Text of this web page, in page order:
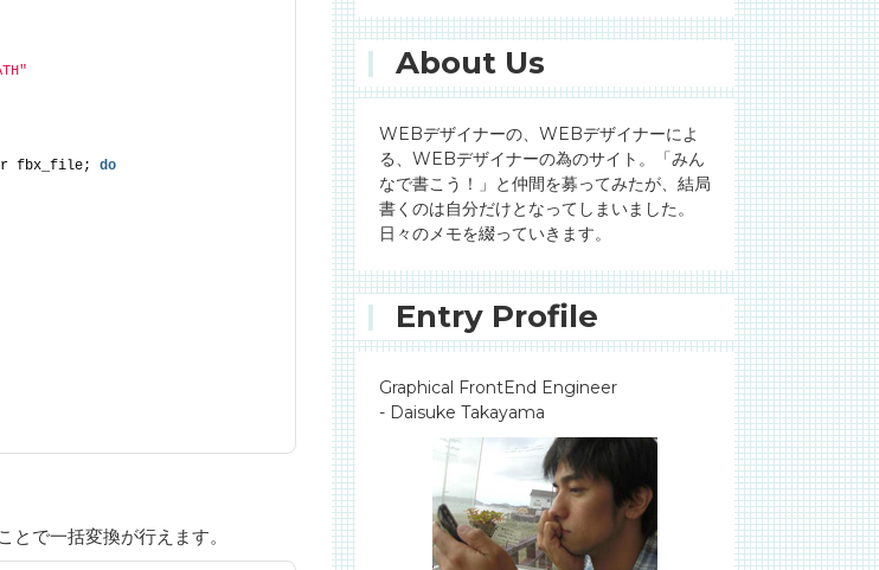
r fbx_file; do
で一括変換が行えます。
About Us
WEBデザイナーの、WEBデザイナーによ
る、WEBデザイナーの為のサイト。「みん
なで書こう！」と仲間を募ってみたが、結局
書くのは自分だけとなってしまいました。
日々のメモを綴っていきます。
Entry Profile
Graphical FrontEnd Engineer
- Daisuke Takayama